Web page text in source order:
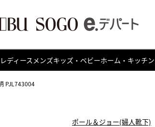
レディース メンズキッズ・ベビーホーム・キッチ
PJL743004
ポール＆ジョー(婦人靴下)